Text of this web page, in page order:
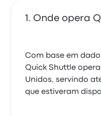
Onde opera
Com base em
Quick Shuttle
Unidos, servindo
que estiveram